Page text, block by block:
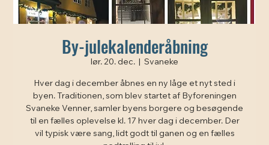
By-julekalenderåbning
lør. 20. dec. Svaneke
Hver dag i december åbnes en ny låge et nyt sted i
byen. Traditionen, som blev startet af Byforeningen
Svaneke Venner, samler byens borgere og besøgende
til en fælles oplevelse kl. 17 hver dag i december. Der
vil typisk være sang, lidt godt til ganen og en fælles